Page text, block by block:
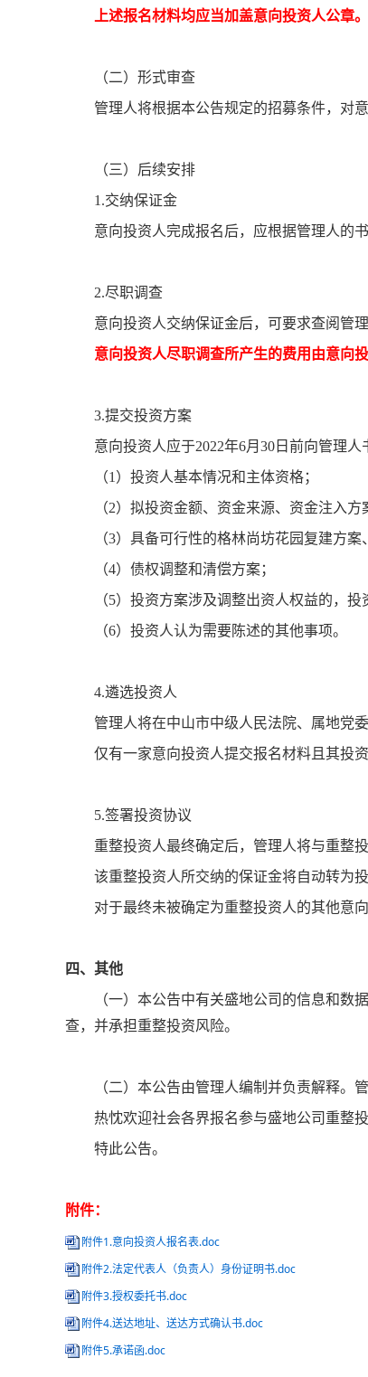
上述报名材料均应当加盖意向投资人公章。
（二）形式审查
管理人将根据本公告规定的招募条件，对
（三）后续安排
1.交纳保证金
意向投资人完成报名后，应根据管理人的
2.尽职调查
意向投资人交纳保证金后，可要求查阅管
意向投资人尽职调查所产生的费用由意向
3.提交投资方案
意向投资人应于2022年6月30日前向管理
（1）投资人基本情况和主体资格；
（2）拟投资金额、资金来源、资金注入方
（3）具备可行性的格林尚坊花园复建方案
（4）债权调整和清偿方案；
（5）投资方案涉及调整出资人权益的，
（6）投资人认为需要陈述的其他事项。
4.遴选投资人
管理人将在中山市中级人民法院、属地党
仅有一家意向投资人提交报名材料且其投
5.签署投资协议
重整投资人最终确定后，管理人将与重整
该重整投资人所交纳的保证金将自动转为
对于最终未被确定为重整投资人的其他意
四、其他
（一）本公告中有关盛地公司的信息和
查，并承担重整投资风险。
（二）本公告由管理人编制并负责解释。
热忱欢迎社会各界报名参与盛地公司重整投
特此公告。
附件：
附件1.意向投资人报名表.doc
附件2.法定代表人（负责人）身份证明书.doc
附件3.授权委托书.doc
附件4.送达地址、送达方式确认书.doc
附件5.承诺函.doc